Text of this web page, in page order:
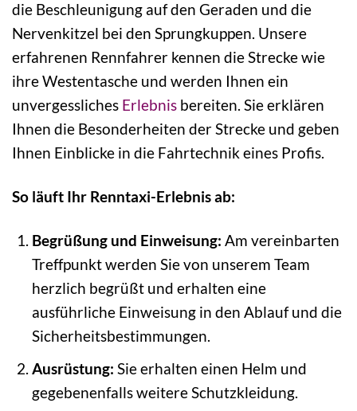
die Beschleunigung auf den Geraden und die
Nervenkitzel bei den Sprungkuppen. Unsere
erfahrenen Rennfahrer kennen die Strecke wie
ihre Westentasche und werden Ihnen ein
unvergessliches Erlebnis bereiten. Sie erklären
Ihnen die Besonderheiten der Strecke und geben
Ihnen Einblicke in die Fahrtechnik eines Profis.
So läuft Ihr Renntaxi-Erlebnis ab:
Begrüßung und Einweisung: Am vereinbarten
Treffpunkt werden Sie von unserem Team
herzlich begrüßt und erhalten eine
ausführliche Einweisung in den Ablauf und die
Sicherheitsbestimmungen.
Ausrüstung: Sie erhalten einen Helm und
gegebenenfalls weitere Schutzkleidung.